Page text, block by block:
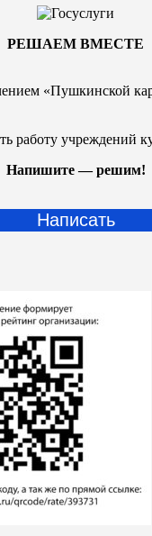
РЕШАЕМ ВМЕСТЕ
«Пушкинской
работу учреждений
Напишите — решим!
Написать